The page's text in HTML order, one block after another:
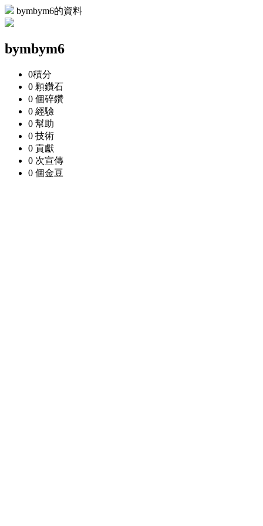
bymbym6的資料
bymbym6
0積分
0 顆鑽石
0 個碎鑽
0 經驗
0 幫助
0 技術
0 貢獻
0 次宣傳
0 個金豆